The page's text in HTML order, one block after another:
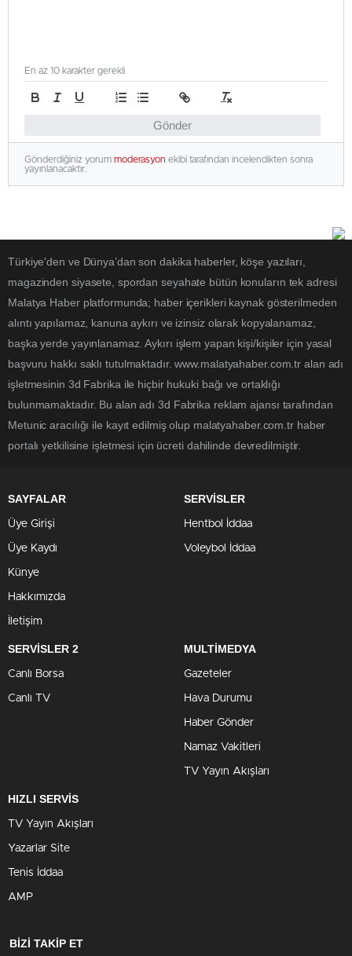
Gönder
En az 10 karakter gerekli
Gönderdiğiniz yorum moderasyon ekibi tarafından incelendikten sonra
yayınlanacaktır.
Türkiye'den ve Dünya’dan son dakika haberler, köşe yazıları,
magazinden siyasete, spordan seyahate bütün konuların tek adresi
Malatya Haber platformunda; haber içerikleri kaynak gösterilmeden
alıntı yapılamaz, kanuna aykırı ve izinsiz olarak kopyalanamaz,
başka yerde yayınlanamaz. Aykırı işlem yapan kişi/kişiler için yasal
başvuru hakkı saklı tutulmaktadır. www.malatyahaber.com.tr alan adı
işletmesinin 3d Fabrika ile hiçbir hukuki bağı ve ortaklığı
bulunmamaktadır. Bu alan adı 3d Fabrika reklam ajansı tarafından
Metunic aracılığı ile kayıt edilmiş olup malatyahaber.com.tr haber
portalı yetkilisine işletmesi için ücreti dahilinde devredilmiştir.
SAYFALAR
Üye Girişi
Üye Kaydı
Künye
Hakkımızda
İletişim
SERVİSLER
Hentbol İddaa
Voleybol İddaa
SERVİSLER 2
Canlı Borsa
Canlı TV
MULTİMEDYA
Gazeteler
Hava Durumu
Haber Gönder
Namaz Vakitleri
TV Yayın Akışları
HIZLI SERVİS
TV Yayın Akışları
Yazarlar Site
Tenis İddaa
AMP
BİZİ TAKİP ET